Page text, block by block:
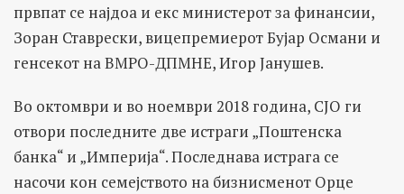
првпат се најдоа и екс министерот за финансии,
Зоран Ставрески, вицепремиерот Бујар Османи и
генсекот на ВМРО-ДПМНЕ, Игор Јанушев.
Во октомври и во ноември 2018 година, СЈО ги
отвори последните две истраги „Поштенска
банка“ и „Империја“. Последнава истрага се
насочи кон семејството на бизнисменот Орце